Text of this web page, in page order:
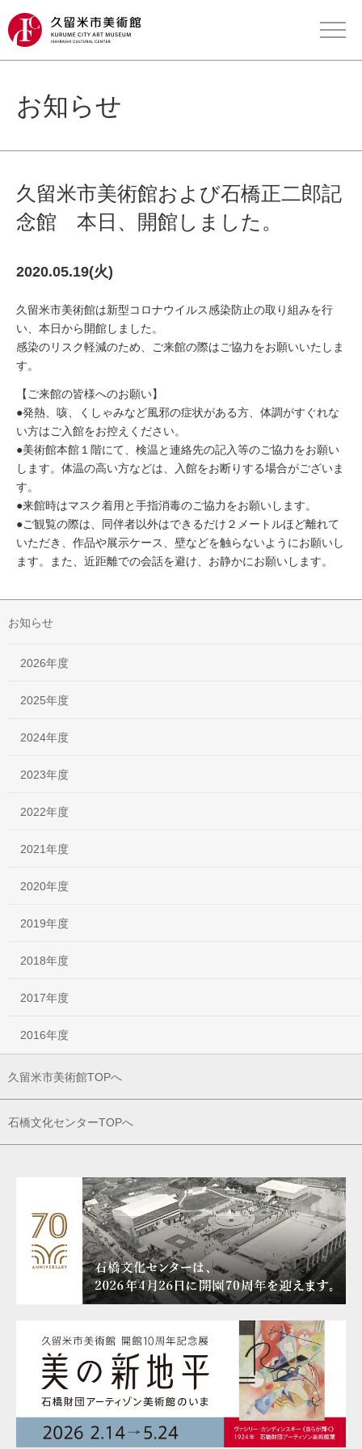
お知らせ
久留米市美術館および石橋正二郎記
念館 本日、開館しました。
2020.05.19(火)
久留米市美術館は新型コロナウイルス感染防止の取り組みを行
い、本日から開館しました。
感染のリスク軽減のため、ご来館の際はご協力をお願いいたしま
す。
【ご来館の皆様へのお願い】
●発熱、咳、くしゃみなど風邪の症状がある方、体調がすぐれな
い方はご入館をお控えください。
●美術館本館１階にて、検温と連絡先の記入等のご協力をお願い
します。体温の高い方などは、入館をお断りする場合がございま
す。
●来館時はマスク着用と手指消毒のご協力をお願いします。
●ご観覧の際は、同伴者以外はできるだけ２メートルほど離れて
いただき、作品や展示ケース、壁などを触らないようにお願いし
ます。また、近距離での会話を避け、お静かにお願いします。
お知らせ
2026年度
2025年度
2024年度
2023年度
2022年度
2021年度
2020年度
2019年度
2018年度
2017年度
2016年度
久留米市美術館TOPへ
石橋文化センターTOPへ